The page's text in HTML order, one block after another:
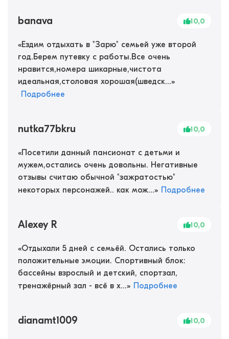
banava 10,0
«Ездим отдыхать в "Зарю" семьей уже второй
год.Берем путевку с работы.Все очень
нравится,номера шикарные,чистота
идеальная,столовая хорошая(шведск...»
Подробнее
nutka77bkru 10,0
«Посетили данный пансионат с детьми и
мужем,остались очень довольны. Негативные
отзывы считаю обычной "зажратостью"
некоторых персонажей.. как мож...» Подробнее
Alexey R 10,0
«Отдыхали 5 дней с семьёй. Остались только
положительные эмоции. Спортивный блок:
бассейны взрослый и детский, спортзал,
тренажёрный зал - всё в х...» Подробнее
dianamt1009 10,0